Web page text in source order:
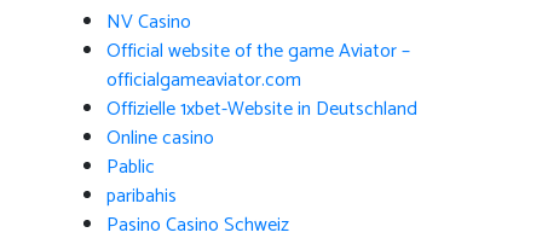
NV Casino
Official website of the game Aviator –
officialgameaviator.com
Offizielle 1xbet-Website in Deutschland
Online casino
Pablic
paribahis
Pasino Casino Schweiz